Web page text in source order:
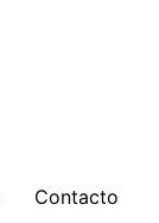
Contacto